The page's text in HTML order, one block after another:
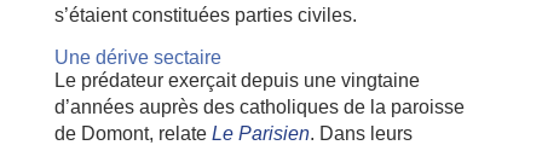
s’étaient constituées parties civiles.
Une dérive sectaire
Le prédateur exerçait depuis une vingtaine
d’années auprès des catholiques de la paroisse
de Domont, relate Le Parisien. Dans leurs